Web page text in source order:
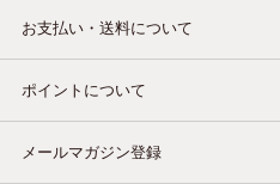
お支払い・送料について
ポイントについて
メールマガジン登録